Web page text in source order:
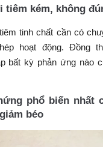
tiêm kém, không
tinh chất cần có
hoạt động. Đồng
bất kỳ phản ứng nào
phổ biến nhất
béo